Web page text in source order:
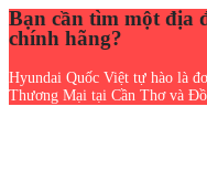
Bạn cần tìm một địa
chính hãng?
Hyundai Quốc Việt tự hào là
Thương Mại tại Cần Thơ và